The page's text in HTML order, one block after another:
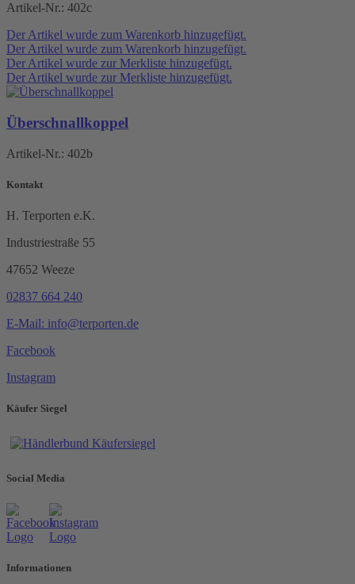
Artikel-Nr.: 402c
Der Artikel wurde zum Warenkorb hinzugefügt.
Der Artikel wurde zum Warenkorb hinzugefügt.
Der Artikel wurde zur Merkliste hinzugefügt.
Der Artikel wurde zur Merkliste hinzugefügt.
Überschnallkoppel
Artikel-Nr.: 402b
Kontakt
H. Terporten e.K.
Industriestraße 55
47652 Weeze
02837 664 240
E-Mail: info@terporten.de
Facebook
Instagram
Käufer Siegel
Social Media
Informationen